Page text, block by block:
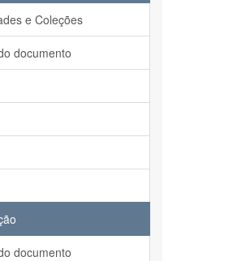
e Coleções
documento
documento